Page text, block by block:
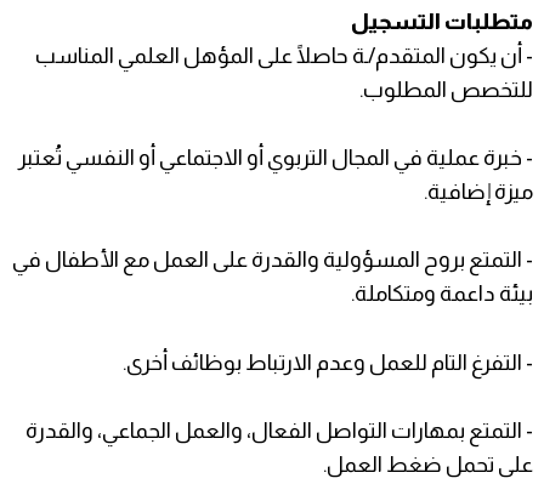
متطلبات التسجيل
- أن يكون المتقدم/ـة حاصلًا على المؤهل العلمي المناسب
للتخصص المطلوب.
- خبرة عملية في المجال التربوي أو الاجتماعي أو النفسي تُعتبر
ميزة إضافية.
- التمتع بروح المسؤولية والقدرة على العمل مع الأطفال في
بيئة داعمة ومتكاملة.
- التفرغ التام للعمل وعدم الارتباط بوظائف أخرى.
- التمتع بمهارات التواصل الفعال، والعمل الجماعي، والقدرة
على تحمل ضغط العمل.